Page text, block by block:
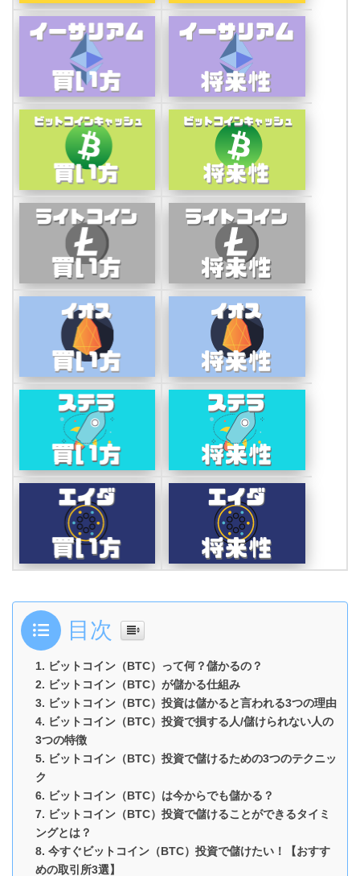
目次
ビットコイン（BTC）って何？儲かるの？
ビットコイン（BTC）が儲かる仕組み
ビットコイン（BTC）投資は儲かると言われる3つの理由
ビットコイン（BTC）投資で損する人/儲けられない人の
3つの特徴
ビットコイン（BTC）投資で儲けるための3つのテクニッ
ク
ビットコイン（BTC）は今からでも儲かる？
ビットコイン（BTC）投資で儲けることができるタイミ
ングとは？
今すぐビットコイン（BTC）投資で儲けたい！【おすす
めの取引所3選】